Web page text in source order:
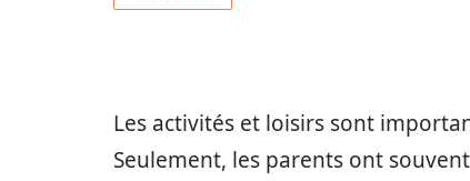
Les activités et loisirs sont
Seulement, les parents ont